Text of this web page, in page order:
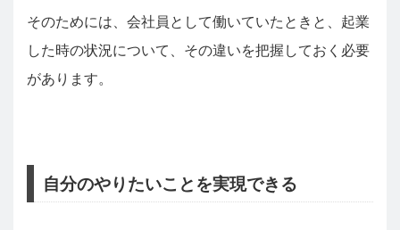
そのためには、会社員として働いていたときと、起業
した時の状況について、その違いを把握しておく必要
があります。
自分のやりたいことを実現できる